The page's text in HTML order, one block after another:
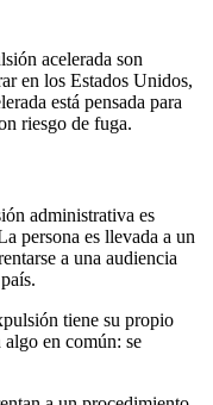
acelerada son
en los Estados Unidos,
está pensada para
riesgo de fuga.
administrativa es
persona es llevada a un
a una audiencia
tiene su propio
en común: se